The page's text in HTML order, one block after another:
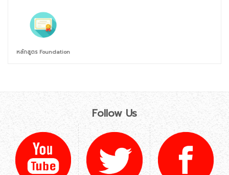
หลักสูตร Foundation
Follow Us